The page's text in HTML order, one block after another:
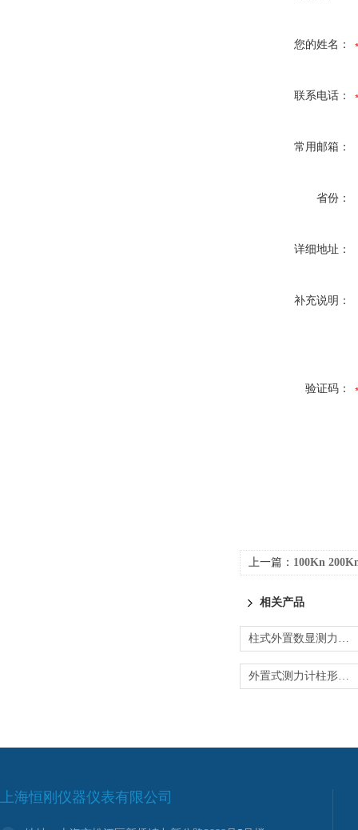
您的姓名：
联系电话：
常用邮箱：
省份：
详细地址：
补充说明：
验证码：
上一篇： 100Kn 200Kn
相关产品
柱式外置数显测力计规格型号
外置式测力计柱形外置式测力计
上海恒刚仪器仪表有限公司